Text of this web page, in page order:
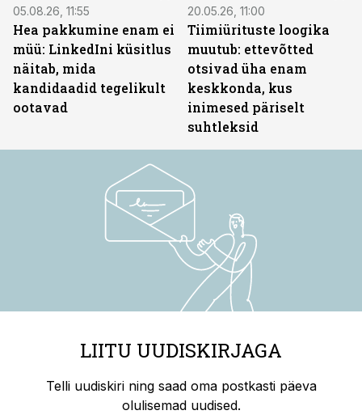
05.08.26, 11:55
Hea pakkumine enam ei
müü: LinkedIni küsitlus
näitab, mida
kandidaadid tegelikult
ootavad
20.05.26, 11:00
Tiimiürituste loogika
muutub: ettevõtted
otsivad üha enam
keskkonda, kus
inimesed päriselt
suhtleksid
LIITU UUDISKIRJAGA
Telli uudiskiri ning saad oma postkasti päeva
olulisemad uudised.